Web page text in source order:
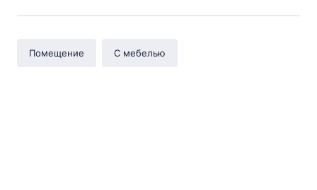
Помещение С мебелью